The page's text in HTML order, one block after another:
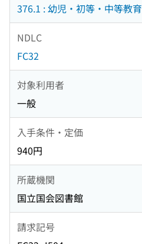
376.1 : 幼児・初等・中等教育
NDLC
FC32
対象利用者
一般
入手条件・定価
940円
所蔵機関
国立国会図書館
請求記号